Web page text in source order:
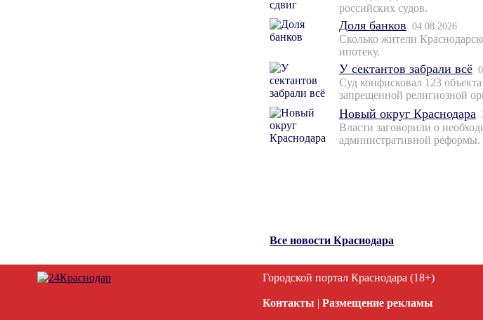
российских судов.
Доля банков 04.08.2026
Сколько жители
ипотеку.
У сектантов забрали всё
Суд конфисковал 123
запрещенной религиозной
Новый округ Краснодара
Власти заговорили о
административной реформы.
Все новости Краснодара
Городской портал Краснодара (18+)
Контакты | Размещение рекламы